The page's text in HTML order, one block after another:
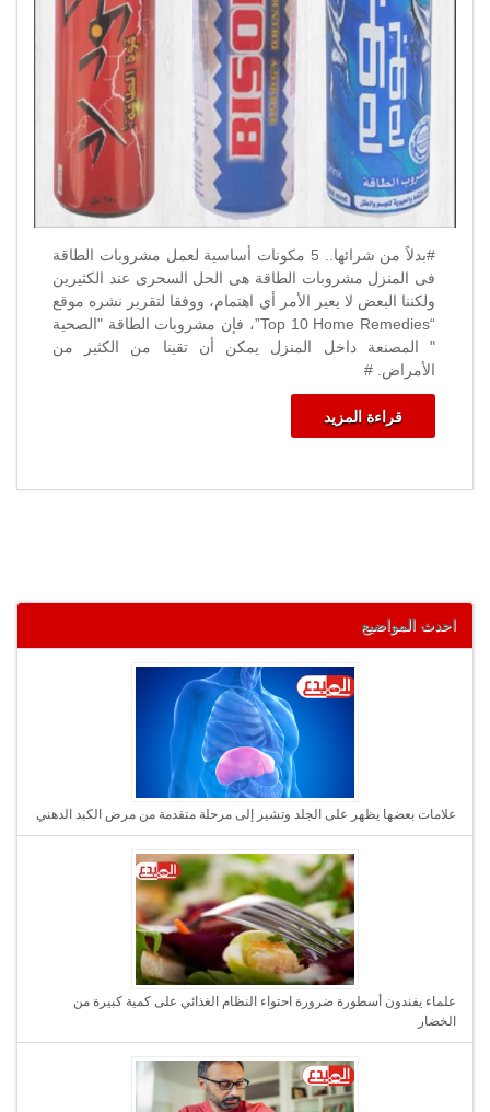
#بدلاً من شرائها.. 5 مكونات أساسية لعمل مشروبات الطاقة
فى المنزل مشروبات الطاقة هى الحل السحرى عند الكثيرين
ولكننا البعض لا يعير الأمر أي اهتمام، ووفقا لتقرير نشره موقع
“Top 10 Home Remedies”، فإن مشروبات الطاقة "الصحية
" المصنعة داخل المنزل يمكن أن تقينا من الكثير من
الأمراض. #
قراءة المزيد
احدث المواضيع
علامات بعضها يظهر على الجلد وتشير إلى مرحلة متقدمة من مرض الكبد الدهني
علماء يفندون أسطورة ضرورة احتواء النظام الغذائي على كمية كبيرة من
الخضار